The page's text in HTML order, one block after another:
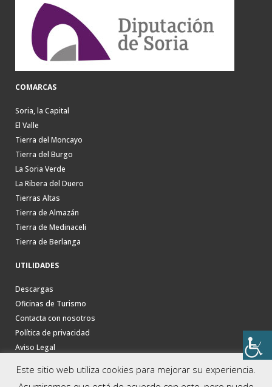
COMARCAS
Soria, la Capital
El Valle
Tierra del Moncayo
Tierra del Burgo
La Soria Verde
La Ribera del Duero
Tierras Altas
Tierra de Almazán
Tierra de Medinaceli
Tierra de Berlanga
UTILIDADES
Descargas
Oficinas de Turismo
Contacta con nosotros
Política de privacidad
Aviso Legal
Este sitio web utiliza cookies para mejorar su experiencia.